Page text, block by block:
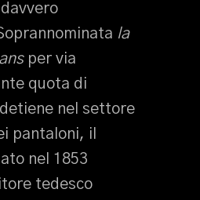
la
per via
quota di
nel settore
pantaloni, il
nel 1853
tedesco